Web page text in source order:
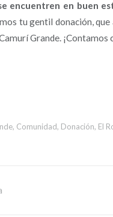
encuentren en buen
tu gentil donación,
Grande. ¡Contamos
, Comunidad, Donación, El